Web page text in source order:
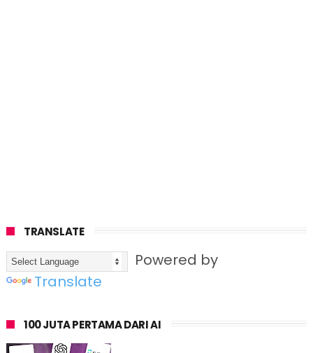
TRANSLATE
Powered by
Translate
100 JUTA PERTAMA DARI AI